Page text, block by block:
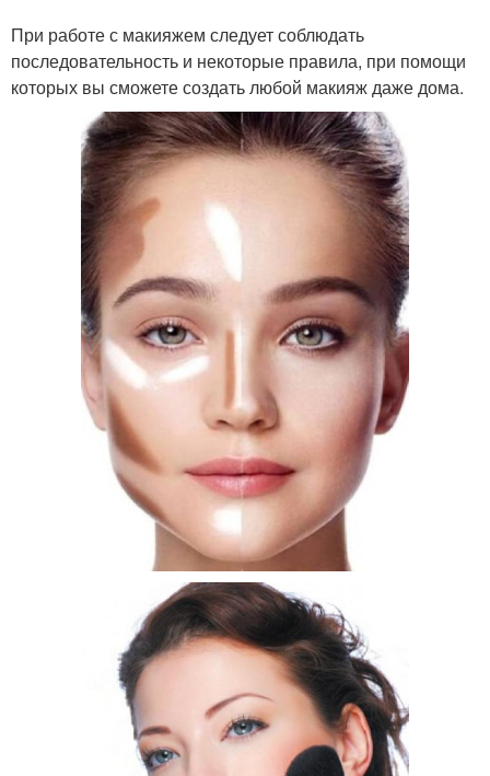
При работе с макияжем следует соблюдать
последовательность и некоторые правила, при помощи
которых вы сможете создать любой макияж даже дома.